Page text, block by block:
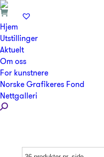
Hjem
Utstillinger
Aktuelt
Om oss
For kunstnere
Norske Grafikeres Fond
Nettgalleri
Search: